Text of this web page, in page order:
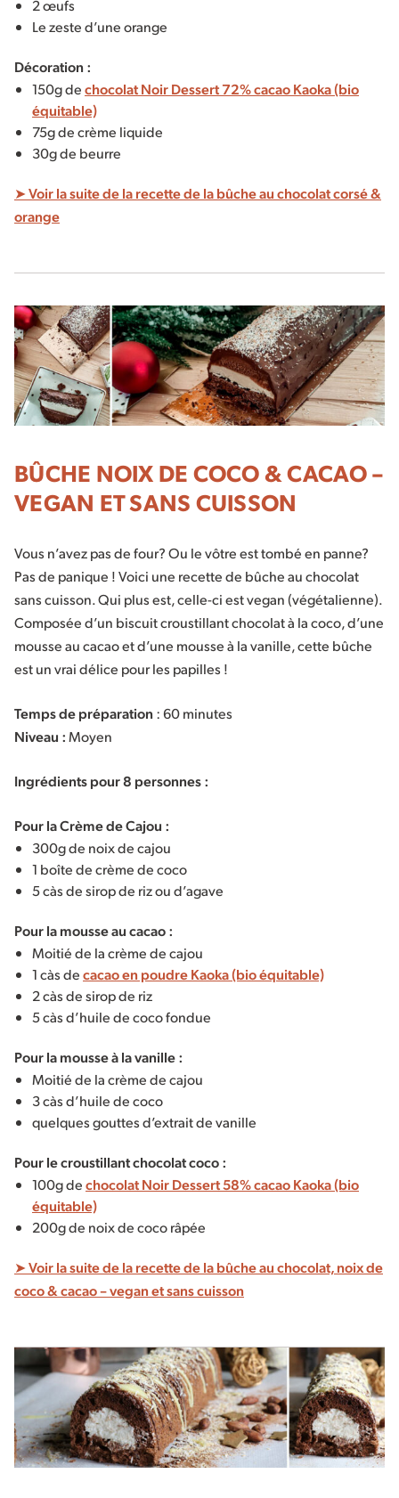
2 œufs
Le zeste d’une orange
Décoration :
150g dechocolat Noir Dessert 72% cacao Kaoka (bio
équitable)
75g de crème liquide
30g de beurre
➤ Voir la suite de la recette de la bûche au chocolat corsé &
orange
BÛCHE NOIX DE COCO & CACAO –
VEGAN ET SANS CUISSON
Vous n’avez pas de four? Ou le vôtre est tombé en panne?
Pas de panique ! Voici une recette de bûche au chocolat
sans cuisson. Qui plus est, celle-ci est vegan (végétalienne).
Composée d’un biscuit croustillant chocolat à la coco, d’une
mousse au cacao et d’une mousse à la vanille, cette bûche
est un vrai délice pour les papilles !
Temps de préparation: 60 minutes
Niveau :Moyen
Ingrédients pour 8 personnes :
Pour la Crème de Cajou :
300g de noix de cajou
1 boîte de crème de coco
5 càs de sirop de riz ou d’agave
Pour la mousse au cacao :
Moitié de la crème de cajou
1 càs decacao en poudre Kaoka (bio équitable)
2 càs de sirop de riz
5 càs d’huile de coco fondue
Pour la mousse à la vanille :
Moitié de la crème de cajou
3 càs d’huile de coco
quelques gouttes d’extrait de vanille
Pour le croustillant chocolat coco :
100g dechocolat Noir Dessert 58% cacao Kaoka (bio
équitable)
200g de noix de coco râpée
➤ Voir la suite de la recette de la bûche au chocolat, noix de
coco & cacao – vegan et sans cuisson